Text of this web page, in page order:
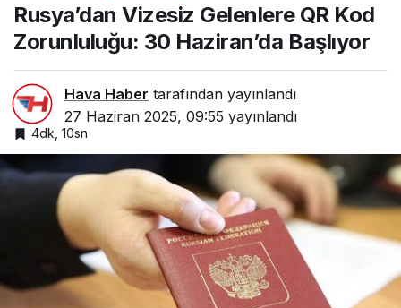
Haziran’da Başlıyor
Rusya’dan Vizesiz Gelenlere QR Kod
Zorunluluğu: 30 Haziran’da Başlıyor
Hava Haber tarafından yayınlandı
27 Haziran 2025, 09:55 yayınlandı
4dk, 10sn